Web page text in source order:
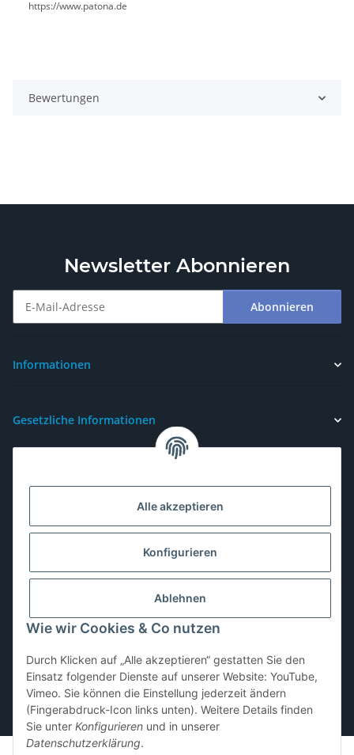
Alle akzeptieren
Konfigurieren
Ablehnen
Wie wir Cookies & Co nutzen
Durch Klicken auf „Alle akzeptieren“ gestatten Sie den
Einsatz folgender Dienste auf unserer Website: YouTube,
Vimeo. Sie können die Einstellung jederzeit ändern
(Fingerabdruck-Icon links unten). Weitere Details finden
Sie unter Konfigurieren und in unserer
Datenschutzerklärung.
https://www.patona.de
Bewertungen
Newsletter Abonnieren
Abonnieren
Informationen
Gesetzliche Informationen
Vertrag widerrufen
* Alle Preise inkl. gesetzlicher USt., zzgl.Versand